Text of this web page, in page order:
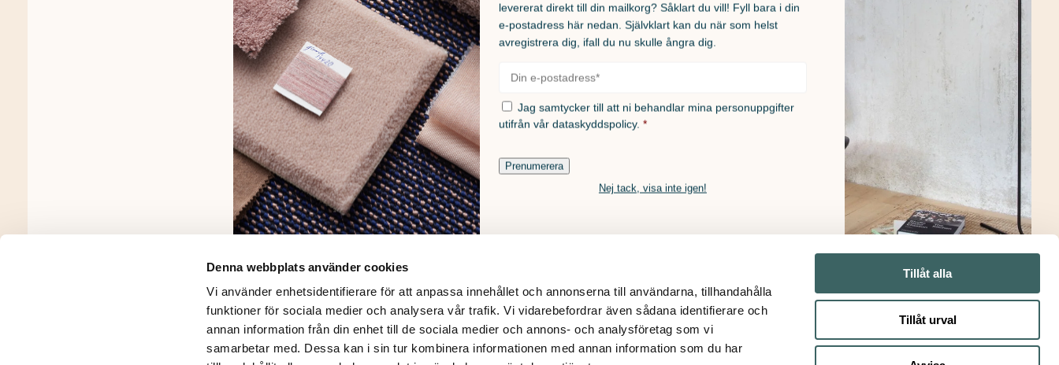
Denna webbplats använder cookies
Vi använder enhetsidentifierare för att anpassa innehållet och annonserna till användarna, tillhandahålla
funktioner för sociala medier och analysera vår trafik. Vi vidarebefordrar även sådana identifierare och
annan information från din enhet till de sociala medier och annons- och analysföretag som vi
samarbetar med. Dessa kan i sin tur kombinera informationen med annan information som du har
Tillåt alla
Tillåt urval
levererat direkt till din mailkorg? Såklart du vill! Fyll bara i din
e-postadress här nedan. Självklart kan du när som helst
avregistrera dig, ifall du nu skulle ångra dig.
post *
Samtycke *
Jag samtycker till att ni behandlar mina personuppgifter
utifrån vår dataskyddspolicy. *
Prenumerera
Nej tack, visa inte igen!